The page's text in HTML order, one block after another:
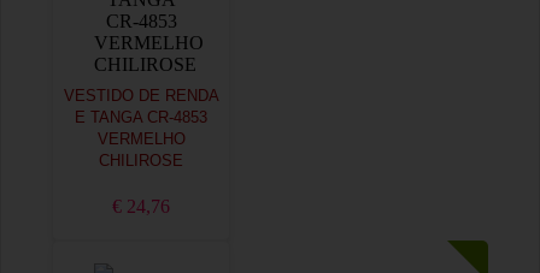
VESTIDO DE RENDA
E TANGA CR-4853
VERMELHO
CHILIROSE
€ 24,76